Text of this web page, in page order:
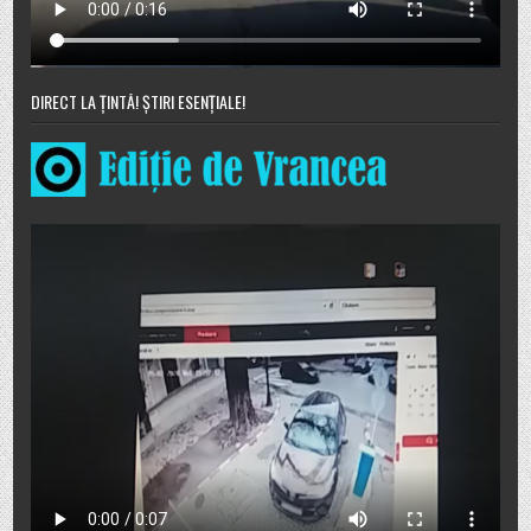
DIRECT LA ȚINTĂ! ȘTIRI ESENȚIALE!